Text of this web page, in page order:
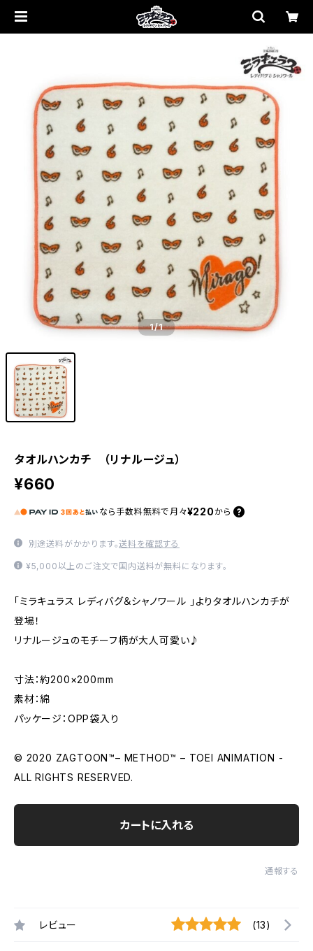
1/1
タオルハンカチ （リナルージュ）
¥660
なら 手数料無料で 月々¥220 から
別途送料がかかります。送料を確認する
¥5,000以上のご注文で国内送料が無料になります。
「ミラキュラス レディバグ＆シャノワール 」よりタオルハンカチが
登場！
リナルージュのモチーフ柄が大人可愛い♪
寸法：約200×200mm
素材：綿
パッケージ：OPP袋入り
© 2020 ZAGTOON™– METHOD™ – TOEI ANIMATION -
ALL RIGHTS RESERVED.
カートに入れる
通報する
レビュー (13)